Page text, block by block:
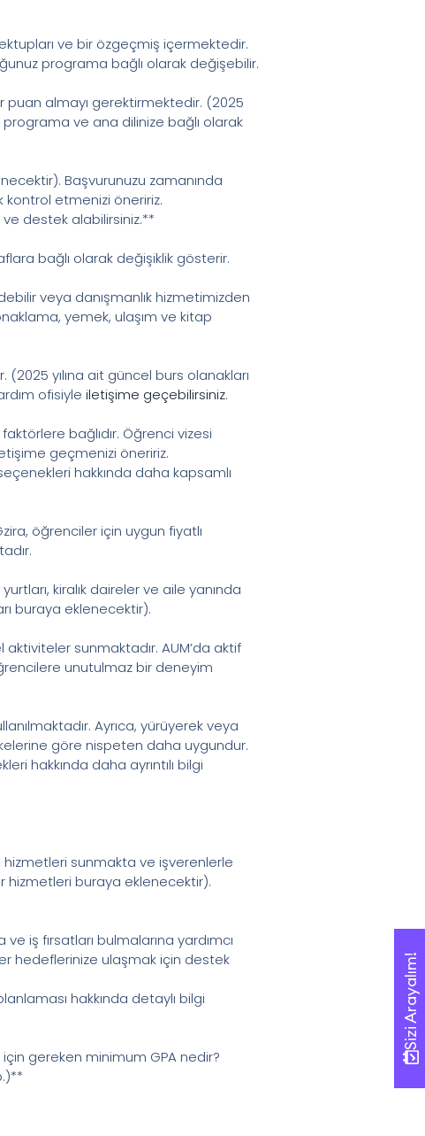
ve bir özgeçmiş içermektedir.
programa bağlı olarak değişebilir.
puan almayı gerektirmektedir. (2025
programa ve ana dilinize bağlı olarak
Başvurunuzu zamanında
kontrol etmenizi öneririz.
ve destek alabilirsiniz.**
bağlı olarak değişiklik gösterir.
veya danışmanlık hizmetimizden
yemek, ulaşım ve kitap
yılına ait güncel burs olanakları
ofisiyle iletişime geçebilirsiniz.
bağlıdır. Öğrenci vizesi
geçmenizi öneririz.
hakkında daha kapsamlı
öğrenciler için uygun fiyatlı
kiralık daireler ve aile yanında
buraya eklenecektir).
sunmaktadır. AUM’da aktif
unutulmaz bir deneyim
Ayrıca, yürüyerek veya
göre nispeten daha uygundur.
hakkında daha ayrıntılı bilgi
hizmetleri sunmakta ve işverenlerle
hizmetleri buraya eklenecektir).
iş fırsatları bulmalarına yardımcı
hedeflerinize ulaşmak için destek
hakkında detaylı bilgi
gereken minimum GPA nedir?
Sizi Arayalım!
Sizi Arayalım!